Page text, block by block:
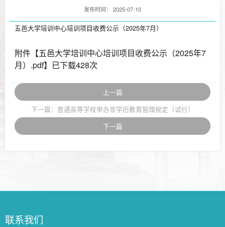
发布时间： 2025-07-10
五邑大学培训中心培训项目收费公示（2025年7月）
附件【五邑大学培训中心培训项目收费公示（2025年7
月）.pdf】已下载428次
上一篇
下一篇：普通高等学校举办非学历教育管理规定（试行）
下一篇
联系我们